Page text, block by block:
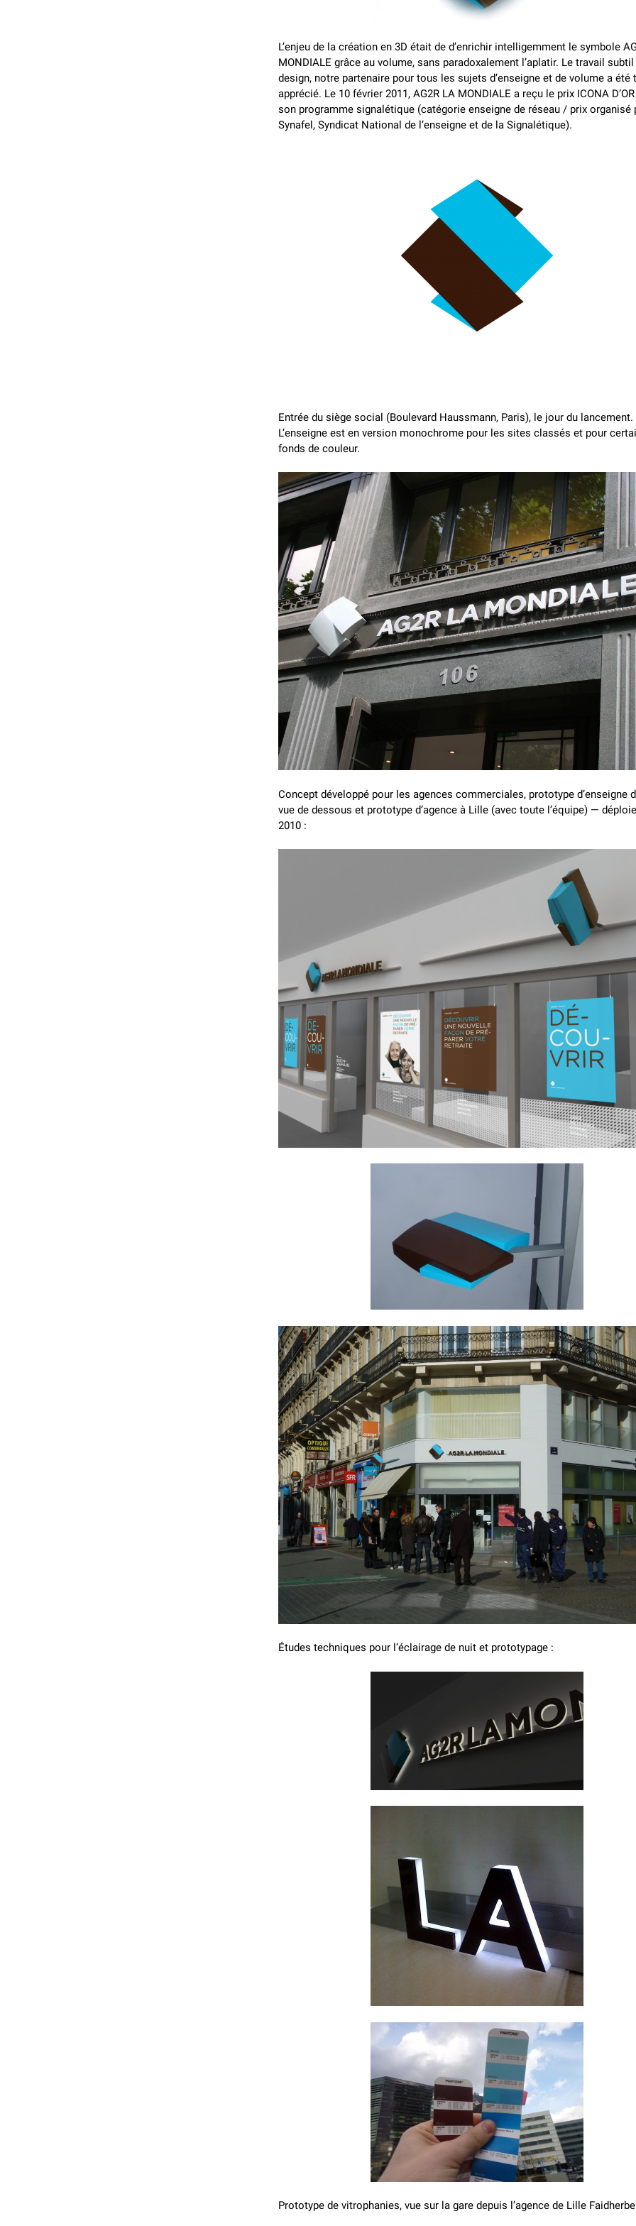
L’enjeu de la création en 3D était de d’enrichir intelligemment le symbole
MONDIALE grâce au volume, sans paradoxalement l’aplatir. Le travail
design, notre partenaire pour tous les sujets d’enseigne et de volume a été
apprécié. Le 10 février 2011, AG2R LA MONDIALE a reçu le prix ICONA
son programme signalétique (catégorie enseigne de réseau / prix organisé
Synafel, Syndicat National de l’enseigne et de la Signalétique).
Entrée du siège social (Boulevard Haussmann, Paris), le jour du lancement.
L’enseigne est en version monochrome pour les sites classés et pour
fonds de couleur.
Concept développé pour les agences commerciales, prototype d’enseigne
vue de dessous et prototype d’agence à Lille (avec toute l’équipe) —
2010 :
Études techniques pour l’éclairage de nuit et prototypage :
Prototype de vitrophanies, vue sur la gare depuis l’agence de Lille